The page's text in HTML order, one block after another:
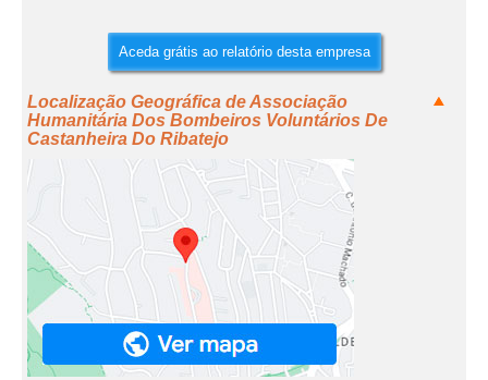
Aceda grátis ao relatório desta empresa
Localização Geográfica de Associação
Humanitária Dos Bombeiros Voluntários De
Castanheira Do Ribatejo